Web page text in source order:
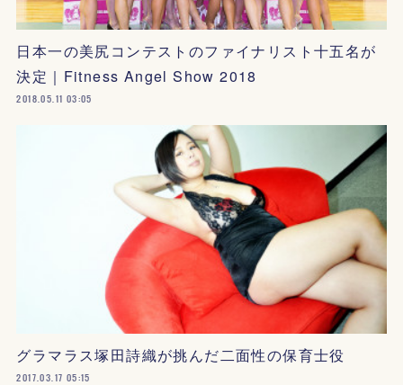
日本一の美尻コンテストのファイナリスト十五名が
決定｜Fitness Angel Show 2018
2018.05.11 03:05
グラマラス塚田詩織が挑んだ二面性の保育士役
2017.03.17 05:15